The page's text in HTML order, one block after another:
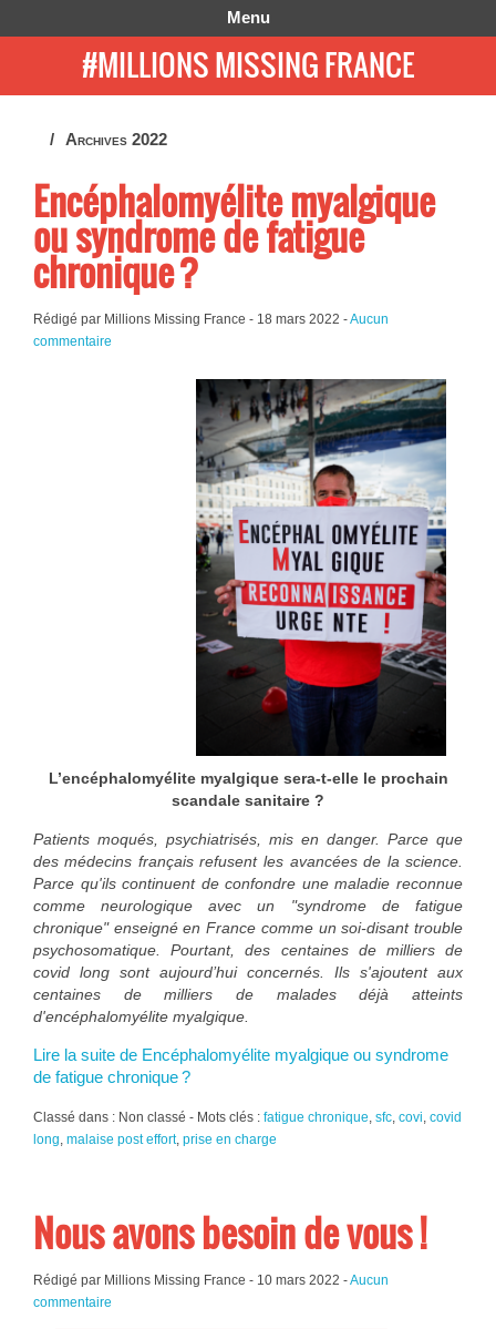
#MILLIONS MISSING FRANCE
Menu
Archives 2022
Encéphalomyélite myalgique
ou syndrome de fatigue
chronique ?
Rédigé par Millions Missing France - 18 mars 2022 -Aucun
commentaire
L’encéphalomyélite myalgique sera-t-elle le prochain
scandale sanitaire ?
Patients moqués, psychiatrisés, mis en danger. Parce que
des médecins français refusent les avancées de la science.
Parce qu'ils continuent de confondre une maladie reconnue
comme neurologique avec un "syndrome de fatigue
chronique" enseigné en France comme un soi-disant trouble
psychosomatique. Pourtant, des centaines de milliers de
covid long sont aujourd’hui concernés. Ils s'ajoutent aux
centaines de milliers de malades déjà atteints
d'encéphalomyélite myalgique.
Lire la suite de Encéphalomyélite myalgique ou syndrome
de fatigue chronique ?
Classé dans : Non classé - Mots clés : fatigue chronique sfc, covi covid
long malaise post effort, prise en charge
Nous avons besoin de vous !
Rédigé par Millions Missing France - 10 mars 2022 -Aucun
commentaire